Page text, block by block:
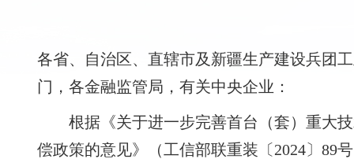
各省、自治区、直辖市及新疆生产建设兵团
门，各金融监管局，有关中央企业：
根据《关于进一步完善首台（套）重大
偿政策的意见》（工信部联重装〔2024〕89